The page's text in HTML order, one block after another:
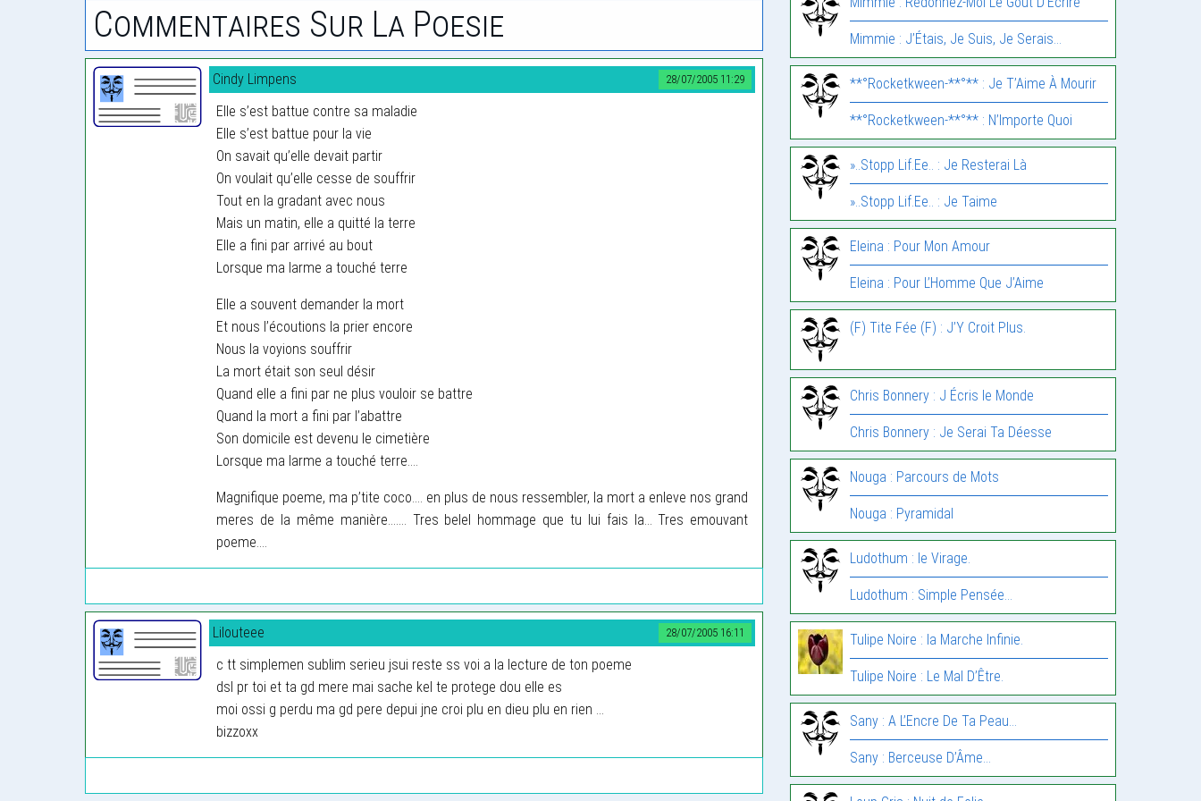
Commentaires Sur La Poesie
28/07/2005 11:29
Cindy Limpens
Elle s’est battue contre sa maladie
Elle s’est battue pour la vie
On savait qu’elle devait partir
On voulait qu’elle cesse de souffrir
Tout en la gradant avec nous
Mais un matin, elle a quitté la terre
Elle a fini par arrivé au bout
Lorsque ma larme a touché terre
Elle a souvent demander la mort
Et nous l’écoutions la prier encore
Nous la voyions souffrir
La mort était son seul désir
Quand elle a fini par ne plus vouloir se battre
Quand la mort a fini par l’abattre
Son domicile est devenu le cimetière
Lorsque ma larme a touché terre....
Magnifique poeme, ma p’tite coco.... en plus de nous ressembler, la mort a enleve nos grand
meres de la même manière....... Tres belel hommage que tu lui fais la... Tres emouvant
poeme....
28/07/2005 16:11
Lilouteee
c tt simplemen sublim serieu jsui reste ss voi a la lecture de ton poeme
dsl pr toi et ta gd mere mai sache kel te protege dou elle es
moi ossi g perdu ma gd pere depui jne croi plu en dieu plu en rien ...
bizzoxx
Mimmie : J’Étais, Je Suis, Je Serais…
**°Rocketkween-**°** : Je T’Aime À Mourir
**°Rocketkween-**°** : N’Importe Quoi
»..Stopp Lif.Ee.. : Je Resterai Là
»..Stopp Lif.Ee.. : Je Taime
Eleina : Pour Mon Amour
Eleina : Pour L’Homme Que J’Aime
(F) Tite Fée (F) : J’Y Croit Plus.
Chris Bonnery : J Écris le Monde
Chris Bonnery : Je Serai Ta Déesse
Nouga : Parcours de Mots
Nouga : Pyramidal
Ludothum : le Virage.
Ludothum : Simple Pensée…
Tulipe Noire : la Marche Infinie.
Tulipe Noire : Le Mal D’Être.
Sany : A L’Encre De Ta Peau…
Sany : Berceuse D’Âme…